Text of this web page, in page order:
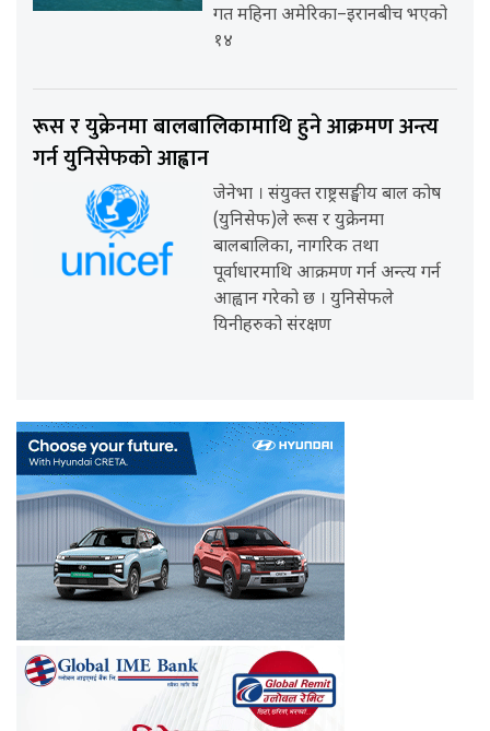
गत महिना अमेरिका–इरानबीच भएको
१४
रूस र युक्रेनमा बालबालिकामाथि हुने आक्रमण अन्त्य
गर्न युनिसेफको आह्वान
जेनेभा । संयुक्त राष्ट्रसङ्घीय बाल कोष
(युनिसेफ)ले रूस र युक्रेनमा
बालबालिका, नागरिक तथा
पूर्वाधारमाथि आक्रमण गर्न अन्त्य गर्न
आह्वान गरेको छ । युनिसेफले
यिनीहरुको संरक्षण